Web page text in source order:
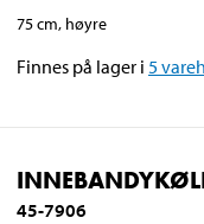
75 cm, høyre
Finnes på lager i 5
45-7906